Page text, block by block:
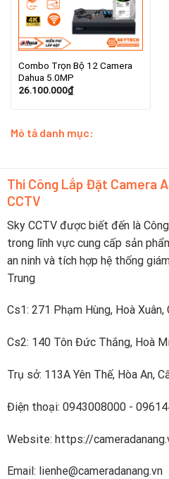
Combo Trọn Bộ 12 Camera
Dahua 5.0MP
26.100.000₫
Mô tả danh mục:
Thi Công Lắp Đặt Camera
CCTV
Sky CCTV được biết đến là
trong lĩnh vực cung cấp sản
an ninh và tích hợp hệ thống
Trung
Cs1: 271 Phạm Hùng, Hoà
Cs2: 140 Tôn Đức Thắng, Hoà
Trụ sở: 113A Yên Thế, Hòa An,
Điện thoại: 0943008000 -
Website: https://
Email: lienhe@cameradanang.vn